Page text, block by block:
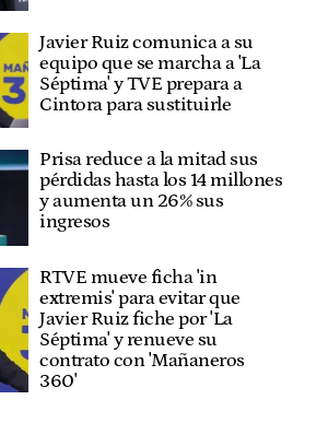
Javier Ruiz comunica a su
equipo que se marcha a 'La
Séptima' y TVE prepara a
Cintora para sustituirle
Prisa reduce a la mitad sus
pérdidas hasta los 14 millones
y aumenta un 26% sus
ingresos
RTVE mueve ficha 'in
extremis' para evitar que
Javier Ruiz fiche por 'La
Séptima' y renueve su
contrato con 'Mañaneros
360'